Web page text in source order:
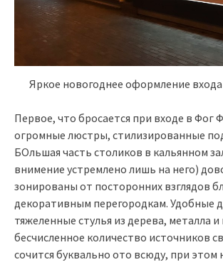
Яркое новогоднее оформление
Первое, что бросается при входе в Фог
огромные люстры, стилизированные
БОльшая часть столиков в кальянном
внимение устремлено лишь на него)
зонированы от посторонних взглядов
декоративным перегородкам. Удобные
тяжеленные стулья из дерева, металла
бесчисленное количество источников
сочится буквально ото всюду, при этом